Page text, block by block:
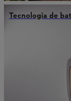
Tecnologia de